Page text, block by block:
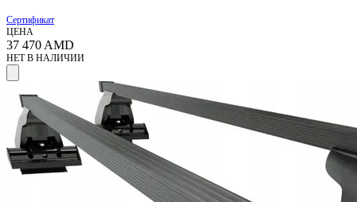
Сертификат
ЦЕНА
37 470 AMD
НЕТ В НАЛИЧИИ